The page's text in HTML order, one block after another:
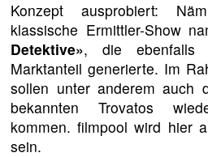
Konzept ausprobiert:
klassische Ermittler-Show
Detektive», die ebenfalls
Marktanteil generierte. Im
sollen unter anderem auch
bekannten Trovatos
kommen. filmpool wird hier
sein.